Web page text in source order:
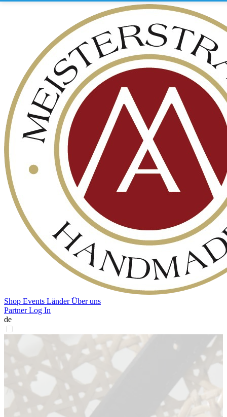
Shop Events LänderÜber uns
Partner Log In
de